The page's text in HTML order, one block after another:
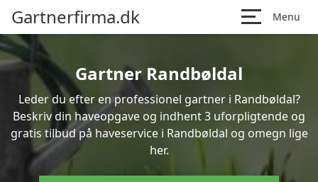
Gartnerfirma.dk Menu
Gartner Randbøldal
Leder du efter en professionel gartner i Randbøldal?
Beskriv din haveopgave og indhent 3 uforpligtende og
gratis tilbud på haveservice i Randbøldal og omegn lige
her.